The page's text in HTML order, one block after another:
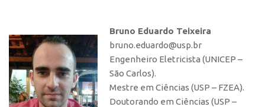
Bruno Eduardo Teixeira
bruno.eduardo@usp.br
Engenheiro Eletricista (UNICEP –
São Carlos).
Mestre em Ciências (USP – FZEA).
Doutorando em Ciências (USP –